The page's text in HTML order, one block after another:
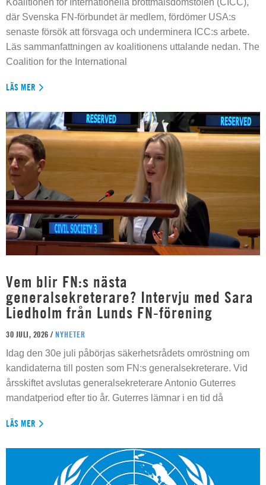
Koalitionen för Internationella brottmålsdomstolen (CICC),
där Svenska FN-förbundet är medlem, fördömer USA:s
senaste försök att försvaga och underminera ICC:s arbete.
Läs sammanfattningen av koalitionens uttalande nedan. The
Coalition for the International
LÄS MER
Vem blir FN:s nästa
generalsekreterare? Intervju med Sara
Liedholm från Lunds FN-förening
30 JULI, 2026 / NYHETER
Idag den 30e juli påbörjas säkerhetsrådets omröstning om
kandidaterna till posten som FN:s generalsekreterare. Vid
årsskiftet avslutas generalsekreterare Antonio Guterres
mandatperiod efter tio år. Guterres lämnar i en tid då
LÄS MER